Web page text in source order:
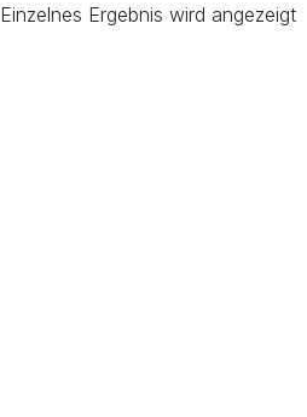
Einzelnes Ergebnis wird angezeigt